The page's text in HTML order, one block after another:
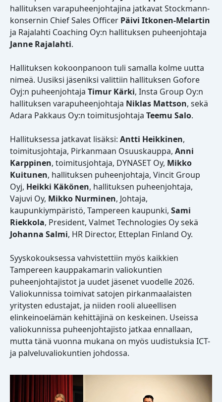
hallituksen varapuheenjohtajina jatkavat Stockmann-
konsernin Chief Sales Officer Päivi Itkonen-Melartin
ja Rajalahti Coaching Oy:n hallituksen puheenjohtaja
Janne Rajalahti.
Hallituksen kokoonpanoon tuli samalla kolme uutta
nimeä. Uusiksi jäseniksi valittiin hallituksen Gofore
Oyj:n puheenjohtaja Timur Kärki, Insta Group Oy:n
hallituksen varapuheenjohtaja Niklas Mattson, sekä
Adara Pakkaus Oy:n toimitusjohtaja Teemu Salo.
Hallituksessa jatkavat lisäksi: Antti Heikkinen,
toimitusjohtaja, Pirkanmaan Osuuskauppa, Anni
Karppinen, toimitusjohtaja, DYNASET Oy, Mikko
Kuitunen, hallituksen puheenjohtaja, Vincit Group
Oyj, Heikki Käkönen, hallituksen puheenjohtaja,
Vajuvi Oy, Mikko Nurminen, Johtaja,
kaupunkiympäristö, Tampereen kaupunki, Sami
Riekkola, President, Valmet Technologies Oy sekä
Johanna Salmi, HR Director, Etteplan Finland Oy.
Syyskokouksessa vahvistettiin myös kaikkien
Tampereen kauppakamarin valiokuntien
puheenjohtajistot ja uudet jäsenet vuodelle 2026.
Valiokunnissa toimivat satojen pirkanmaalaisten
yritysten edustajat, ja niiden rooli alueellisen
elinkeinoelämän kehittäjinä on keskeinen. Useissa
valiokunnissa puheenjohtajisto jatkaa ennallaan,
mutta tänä vuonna mukana on myös uudistuksia ICT-
ja palveluvaliokuntien johdossa.